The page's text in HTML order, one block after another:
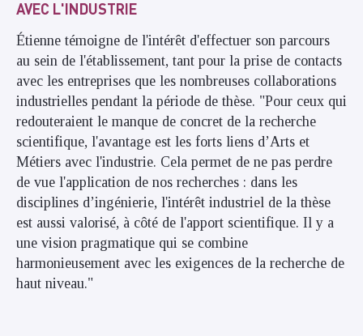
AVEC L'INDUSTRIE
Étienne témoigne de l'intérêt d'effectuer son parcours
au sein de l'établissement, tant pour la prise de contacts
avec les entreprises que les nombreuses collaborations
industrielles pendant la période de thèse. "Pour ceux qui
redouteraient le manque de concret de la recherche
scientifique, l'avantage est les forts liens d’Arts et
Métiers avec l'industrie. Cela permet de ne pas perdre
de vue l'application de nos recherches : dans les
disciplines d’ingénierie, l'intérêt industriel de la thèse
est aussi valorisé, à côté de l'apport scientifique. Il y a
une vision pragmatique qui se combine
harmonieusement avec les exigences de la recherche de
haut niveau."